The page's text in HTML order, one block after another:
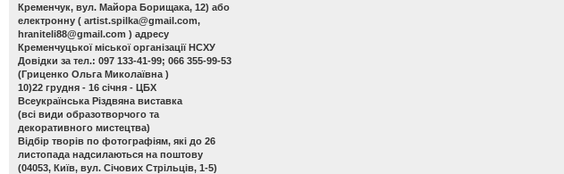
Кременчук, вул. Майора Борищака, 12) або
електронну ( artist.spilka@gmail.com,
hraniteli88@gmail.com ) адресу
Кременчуцької міської організації НСХУ
Довідки за тел.: 097 133-41-99; 066 355-99-53
(Гриценко Ольга Миколаївна )
10)22 грудня - 16 січня - ЦБХ
Всеукраїнська Різдвяна виставка
(всі види образотворчого та
декоративного мистецтва)
Відбір творів по фотографіям, які до 26
листопада надсилаються на поштову
(04053, Київ, вул. Січових Стрільців, 1-5)